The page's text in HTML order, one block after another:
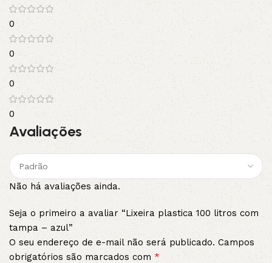
0
0
0
0
Avaliações
Não há avaliações ainda.
Seja o primeiro a avaliar “Lixeira plastica 100 litros com
tampa – azul”
O seu endereço de e-mail não será publicado. Campos
obrigatórios são marcados com *